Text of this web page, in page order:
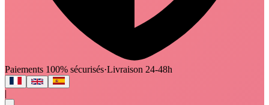
Paiements 100% sécurisés·Livraison 24-48h
|